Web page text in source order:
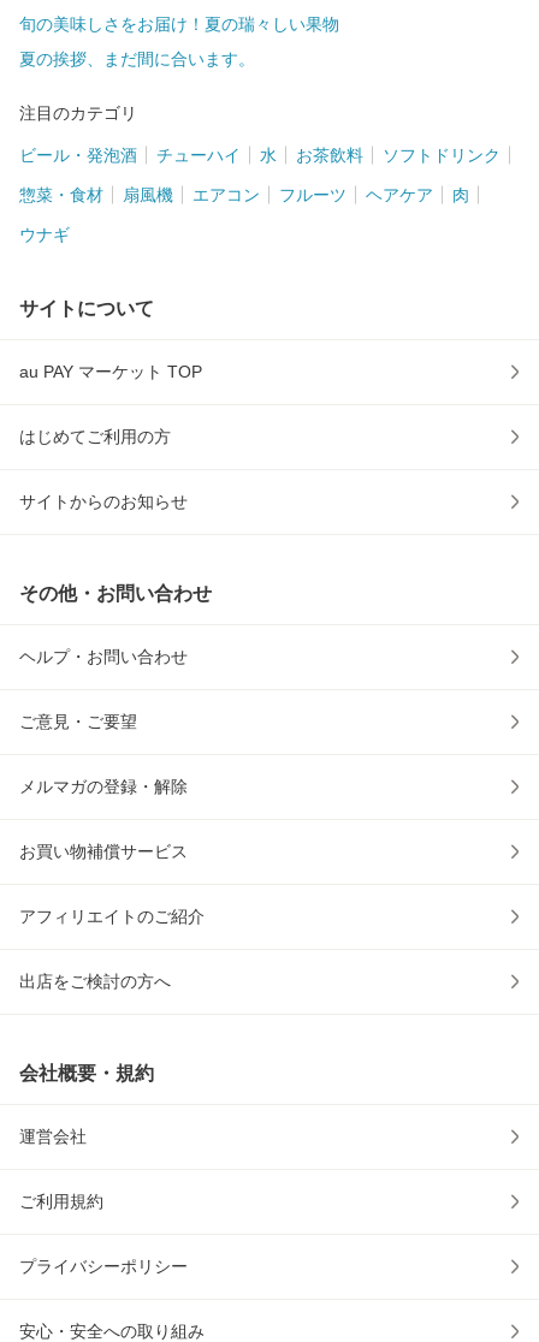
旬の美味しさをお届け！夏の瑞々しい果物
夏の挨拶、まだ間に合います。
注目のカテゴリ
ビール・発泡酒 チューハイ 水 お茶飲料 ソフトドリンク
惣菜・食材 扇風機 エアコン フルーツ ヘアケア 肉
ウナギ
サイトについて
au PAY マーケット TOP
はじめてご利用の方
サイトからのお知らせ
その他・お問い合わせ
ヘルプ・お問い合わせ
ご意見・ご要望
メルマガの登録・解除
お買い物補償サービス
アフィリエイトのご紹介
出店をご検討の方へ
会社概要・規約
運営会社
ご利用規約
プライバシーポリシー
安心・安全への取り組み